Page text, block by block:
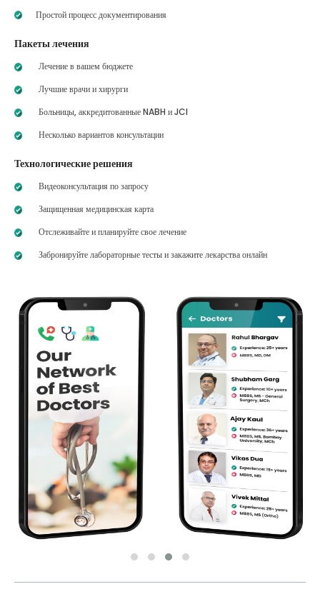
Простой процесс документирования
Пакеты лечения
Лечение в вашем бюджете
Лучшие врачи и хирурги
Больницы, аккредитованные NABH и JCI
Несколько вариантов консультации
Технологические решения
Видеоконсультация по запросу
Защищенная медицинская карта
Отслеживайте и планируйте свое лечение
Забронируйте лабораторные тесты и закажите лекарства онлайн